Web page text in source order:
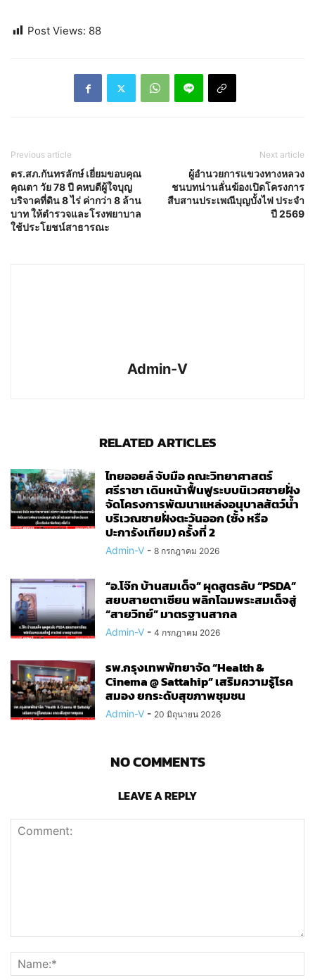
Post Views: 88
Previous article
ตร.สภ.กันทรลักษ์ เยี่ยมขอบคุณ
คุณตา วัย 78 ปี คหบดีผู้ใจบุญ
บริจาคที่ดิน 8 ไร่ ค่ากว่า 8 ล้าน
บาท ให้ตำรวจและโรงพยาบาล
ใช้ประโยชน์สาธารณะ
Next article
ผู้อำนวยการแขวงทางหลวง
ชนบทน่านลั่นฆ้องเปิดโครงการ
สืบสานประเพณีบุญบั้งไฟ ประจำ
ปี 2569
Admin-V
RELATED ARTICLES
ไทยออยล์ จับมือ คณะวิทยาศาสตร์
ศรีราชา เดินหน้าฟื้นฟูระบบนิเวศชายฝั่ง
จัดโครงการพัฒนาแหล่งอนุบาลสัตว์น้ำ
บริเวณชายฝั่งตะวันออก (ซั้ง หรือ
ปะการังเทียม) ครั้งที่ 2
Admin-V - 8 กรกฎาคม 2026
“อ.โจ๊ก บ้านสมเด็จ” ผุดสูตรลับ “PSDA”
สยบสายตาเซียน พลิกโฉมพระสมเด็จสู่
“สายวิทย์” มาตรฐานสากล
Admin-V - 4 กรกฎาคม 2026
รพ.กรุงเทพพัทยาจัด “Health &
Cinema @ Sattahip” เสริมความรู้โรค
สมอง ยกระดับสุขภาพชุมชน
Admin-V - 20 มิถุนายน 2026
NO COMMENTS
LEAVE A REPLY